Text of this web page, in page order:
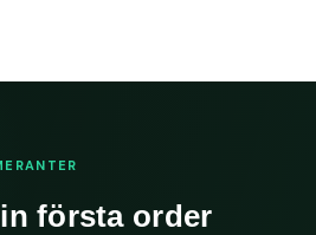
första order